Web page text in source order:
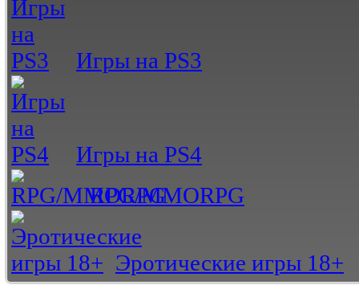
Игры на PS3
Игры на PS4
RPG/MMORPG
Эротические игры 18+